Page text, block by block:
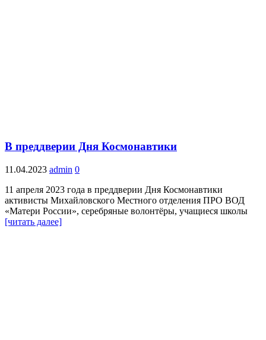
В преддверии Дня Космонавтики
11.04.2023 admin 0
11 апреля 2023 года в преддверии Дня Космонавтики
активисты Михайловского Местного отделения ПРО ВОД
«Матери России», серебряные волонтёры, учащиеся школы
[читать далее]